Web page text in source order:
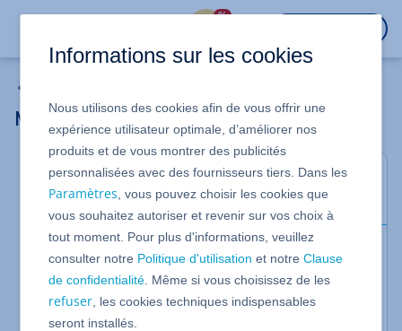
%
Mettre en place et gérer les DNSSEC
Dans cet article, nous vous montrons comment
activer et désactiverDNSSECpour vos domaines.
Conditions préalables
Vous avez enregistré votre domaine chez
IONOS ou l'avez ajouté à votre compte
IONOS en tant que domaine externe.
Informations sur les cookies
Nous utilisons des cookies afin de vous offrir une
expérience utilisateur optimale, d’améliorer nos
produits et de vous montrer des publicités
personnalisées avec des fournisseurs tiers. Dans les
Paramètres , vous pouvez choisir les cookies que
vous souhaitez autoriser et revenir sur vos choix à
tout moment. Pour plus d'informations, veuillez
consulter notre Politique d'utilisation et notreClause
de confidentialité . Même si vous choisissez de les
refuser , les cookies techniques indispensables
seront installés.